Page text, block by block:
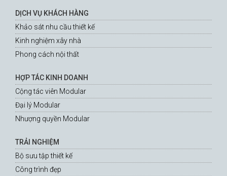
DỊCH VỤ KHÁCH HÀNG
Khảo sát nhu cầu thiết kế
Kinh nghiệm xây nhà
Phong cách nội thất
HỢP TÁC KINH DOANH
Cộng tác viên Modular
Đại lý Modular
Nhượng quyền Modular
TRẢI NGHIỆM
Bộ sưu tập thiết kế
Công trình đẹp